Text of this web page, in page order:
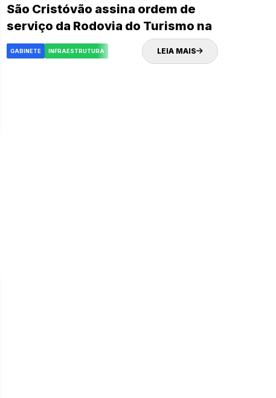
São Cristóvão assina ordem de
serviço da Rodovia do Turismo na
próxima quinta-feira (02)
GABINETE INFRAESTRUTURA LEIA MAIS